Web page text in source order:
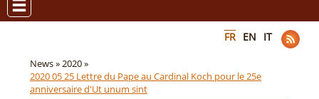
FR EN IT
News »2020 »
2020 05 25 Lettre du Pape au Cardinal Koch pour le 25e
anniversaire d'Ut unum sint